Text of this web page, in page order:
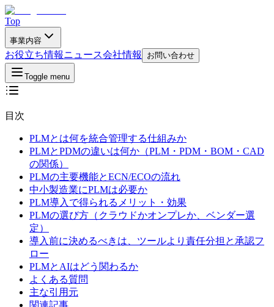
Top
事業内容
お役立ち情報ニュース会社情報 お問い合わせ
Toggle menu
目次
PLMとは何を統合管理する仕組みか
PLMとPDMの違いは何か（PLM・PDM・BOM・CAD
の関係）
PLMの主要機能とECN/ECOの流れ
中小製造業にPLMは必要か
PLM導入で得られるメリット・効果
PLMの選び方（クラウドかオンプレか、ベンダー選
定）
導入前に決めるべきは、ツールより責任分担と承認フ
ロー
PLMとAIはどう関わるか
よくある質問
主な引用元
関連記事